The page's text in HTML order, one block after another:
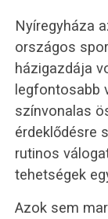
Nyíregyháza
országos
házigazdája
legfontosabb
színvonalas
érdeklődésre
rutinos
tehetségek
Azok sem